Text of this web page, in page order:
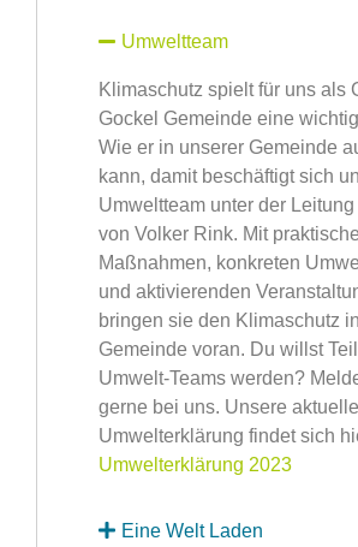
Umweltteam
Klimaschutz spielt für uns als
Gockel Gemeinde eine
Wie er in unserer Gemeinde
kann, damit beschäftigt sich
Umweltteam unter der Leitung
von Volker Rink. Mit
Maßnahmen, konkreten
und aktivierenden
bringen sie den Klimaschutz
Gemeinde voran. Du willst
Umwelt-Teams werden?
gerne bei uns. Unsere aktuelle
Umwelterklärung findet sich
Umwelterklärung 2023
Eine Welt Laden